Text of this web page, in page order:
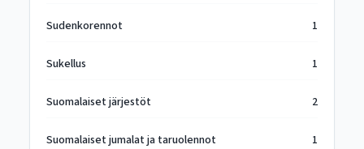
Sudenkorennot 1
Sukellus 1
Suomalaiset järjestöt 2
Suomalaiset jumalat ja taruolennot 1